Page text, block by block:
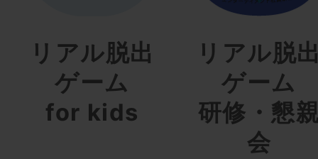
リアル脱出
ゲーム
for kids
リアル脱
ゲーム
研修・懇
会